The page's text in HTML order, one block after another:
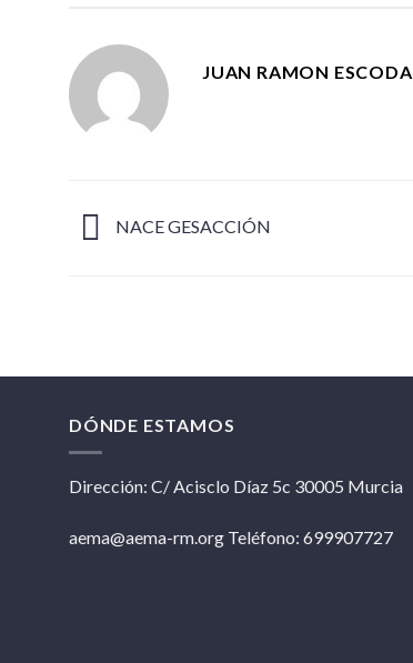
JUAN RAMON ESCODA
NACE GESACCIÓN
DÓNDE ESTAMOS
Dirección: C/ Acisclo Díaz 5c 30005 Murcia
aema@aema-rm.org Teléfono: 699907727